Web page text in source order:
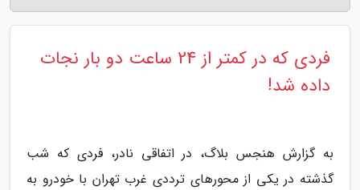
فردی که در کمتر از 24 ساعت دو بار نجات
داده شد!
به گزارش هنجس بلاگ، در اتفاقی نادر، فردی که شب
گذشته در یکی از محورهای ترددی غرب تهران با خودرو به